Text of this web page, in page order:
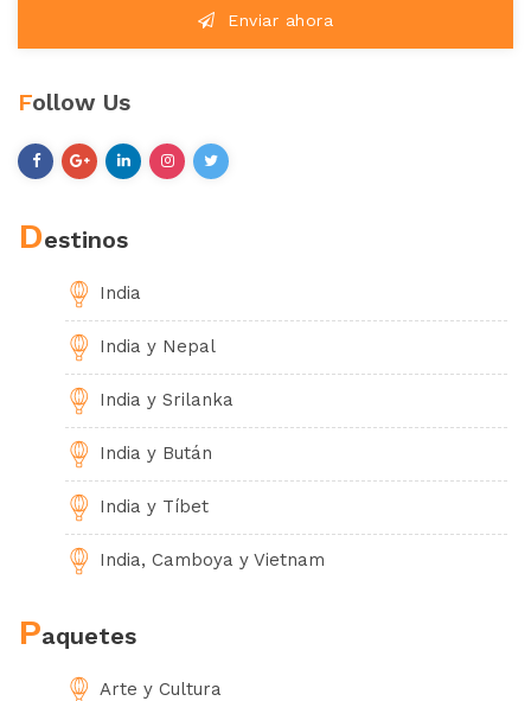
Enviar ahora
Follow Us
Destinos
India
India y Nepal
India y Srilanka
India y Bután
India y Tíbet
India, Camboya y Vietnam
Paquetes
Arte y Cultura